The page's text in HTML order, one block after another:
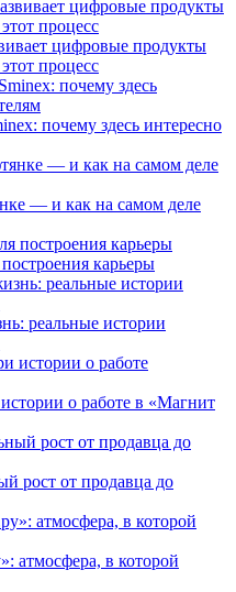
цифровые продукты
процесс
почему здесь интересно
— и как на самом деле
карьеры
реальные истории
о работе в «Магнит
рост от продавца до
атмосфера, в которой